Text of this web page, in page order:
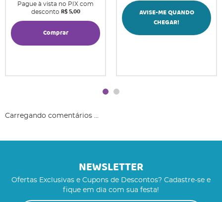
Pague à vista no PIX com
desconto R$ 5,00
Comprar
AVISE-ME QUANDO
CHEGAR!
Carregando comentários ...
NEWSLETTER
Ofertas Exclusivas e Cupons de Descontos? Cadastre-se e
fique em dia com sua festa!